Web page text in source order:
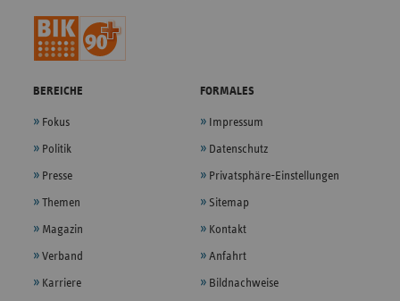
BEREICHE
Fokus
Politik
Presse
Themen
Magazin
Verband
Karriere
FORMALES
Impressum
Datenschutz
Privatsphäre-Einstellungen
Sitemap
Kontakt
Anfahrt
Bildnachweise